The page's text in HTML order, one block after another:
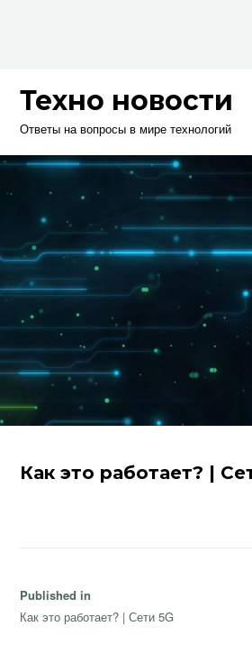
Техно новости
Ответы на вопросы в мире технологий
Как это работает? |
Навигация
по
Published in
Как это работает? | Сети 5G